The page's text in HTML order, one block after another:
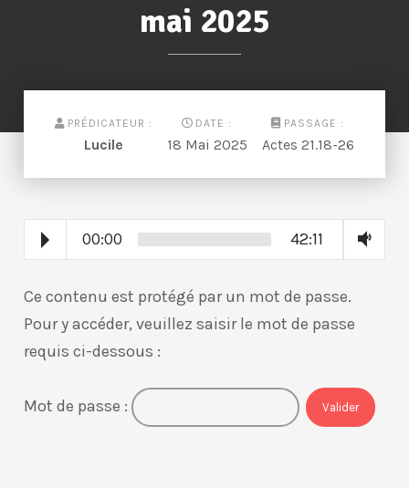
mai 2025
PRÉDICATEUR :
Lucile
DATE :
18 Mai 2025
PASSAGE :
Actes 21.18-26
00:00 42:11
Ce contenu est protégé par un mot de passe.
Pour y accéder, veuillez saisir le mot de passe
requis ci-dessous :
Mot de passe :